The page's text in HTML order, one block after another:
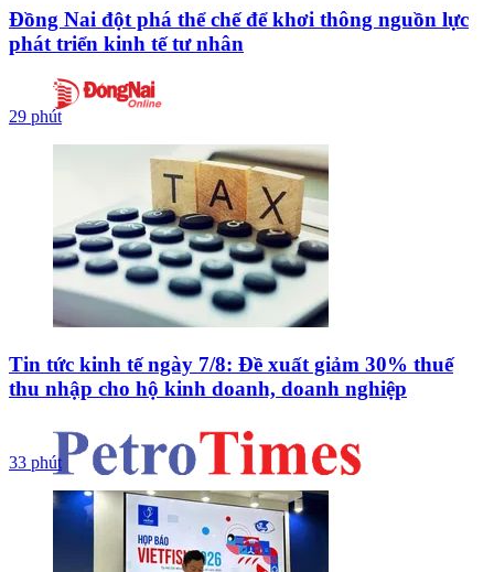
Đồng Nai đột phá thể chế để khơi thông nguồn lực
phát triển kinh tế tư nhân
29 phút
Tin tức kinh tế ngày 7/8: Đề xuất giảm 30% thuế
thu nhập cho hộ kinh doanh, doanh nghiệp
33 phút